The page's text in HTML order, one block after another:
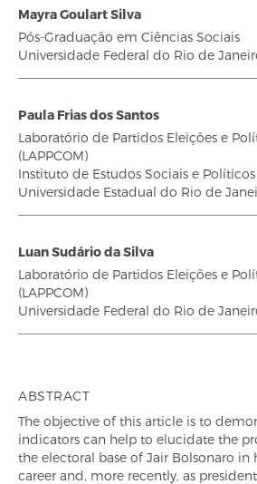
Mayra Goulart Silva
Pós-Graduação em Ciências Sociais
Universidade Federal do Rio de
Paula Frias dos Santos
Laboratório de Partidos Eleições e
(LAPPCOM)
Instituto de Estudos Sociais e Políticos
Universidade Estadual do Rio de
Luan Sudário da Silva
Laboratório de Partidos Eleições e
(LAPPCOM)
Universidade Federal do Rio de
ABSTRACT
The objective of this article is to
indicators can help to elucidate the
the electoral base of Jair Bolsonaro in
career and, more recently, as